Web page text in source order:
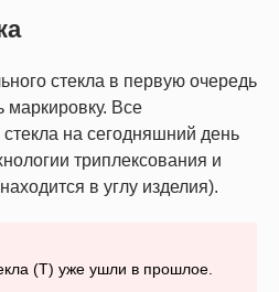
стекла в первую очередь
маркировку. Все
на сегодняшний день
триплексования и
в углу изделия).
(T) уже ушли в прошлое.